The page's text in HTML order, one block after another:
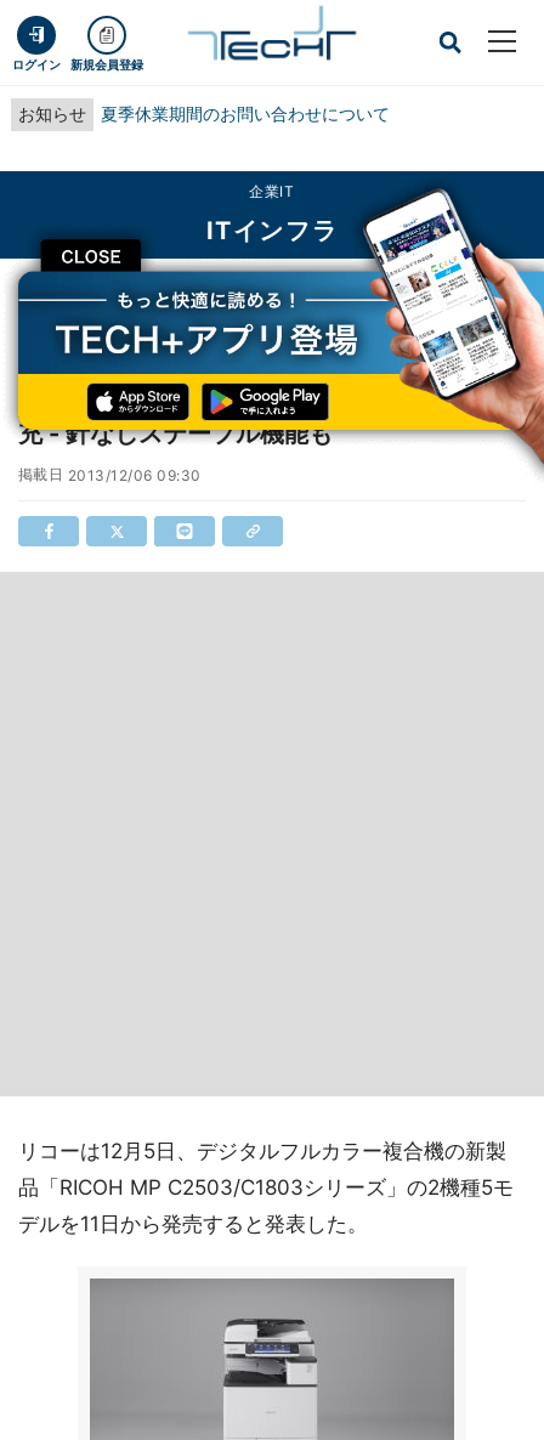
ログイン 新規会員登録
お知らせ 夏季休業期間のお問い合わせについて
CLOSE
企業IT
ITインフラ
TECH+ 企業IT
ITインフラ
リコー、フルカラー複合機のラインアップ拡充 - 針なしステープル機能も
リコー、フルカラー複合機のラインアップ拡
充 - 針なしステープル機能も
掲載日 2013/12/06 09:30
リコーは12月5日、デジタルフルカラー複合機の新製
品「RICOH MP C2503/C1803シリーズ」の2機種5モ
デルを11日から発売すると発表した。